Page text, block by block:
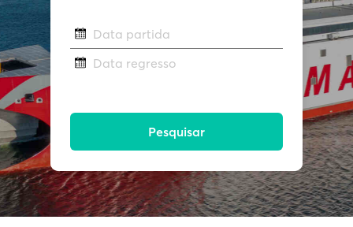
Data partida
Data regresso
Pesquisar